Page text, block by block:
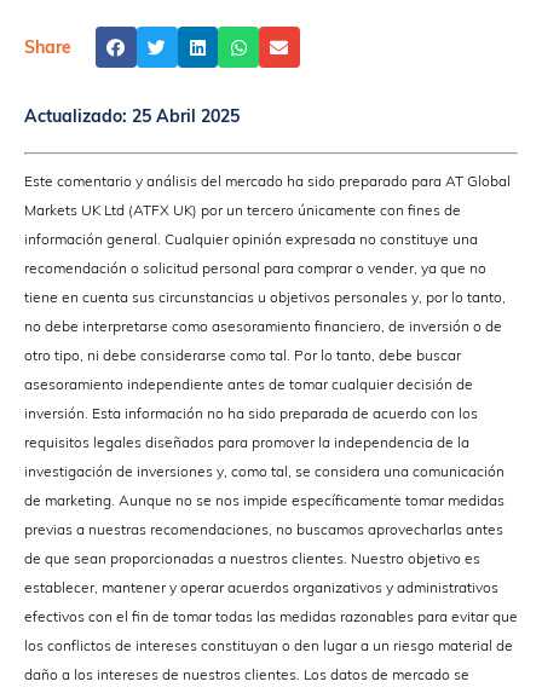
Share
Actualizado: 25 Abril 2025
Este comentario y análisis del mercado ha sido preparado para AT Global
Markets UK Ltd (ATFX UK) por un tercero únicamente con fines de
información general. Cualquier opinión expresada no constituye una
recomendación o solicitud personal para comprar o vender, ya que no
tiene en cuenta sus circunstancias u objetivos personales y, por lo tanto,
no debe interpretarse como asesoramiento financiero, de inversión o de
otro tipo, ni debe considerarse como tal. Por lo tanto, debe buscar
asesoramiento independiente antes de tomar cualquier decisión de
inversión. Esta información no ha sido preparada de acuerdo con los
requisitos legales diseñados para promover la independencia de la
investigación de inversiones y, como tal, se considera una comunicación
de marketing. Aunque no se nos impide específicamente tomar medidas
previas a nuestras recomendaciones, no buscamos aprovecharlas antes
de que sean proporcionadas a nuestros clientes. Nuestro objetivo es
establecer, mantener y operar acuerdos organizativos y administrativos
efectivos con el fin de tomar todas las medidas razonables para evitar que
los conflictos de intereses constituyan o den lugar a un riesgo material de
daño a los intereses de nuestros clientes. Los datos de mercado se